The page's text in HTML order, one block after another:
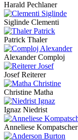
Harald Pechlaner
Siglinde Clementi
Patrick Thaler
Alexander Comploj
Josef Reiterer
Christine Matha
Ignaz Niedrist
Anneliese Kompatscher